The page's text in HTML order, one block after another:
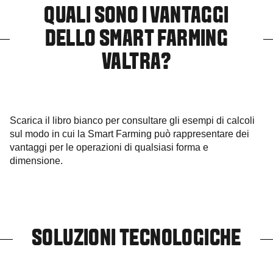
QUALI SONO I VANTAGGI
DELLO SMART FARMING
VALTRA?
Scarica il libro bianco per consultare gli esempi di calcoli
sul modo in cui la Smart Farming può rappresentare dei
vantaggi per le operazioni di qualsiasi forma e
dimensione.
SOLUZIONI TECNOLOGICHE